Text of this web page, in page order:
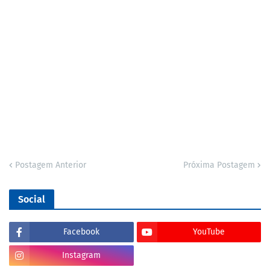
Postagem Anterior Próxima Postagem
Social
Facebook YouTube
Instagram